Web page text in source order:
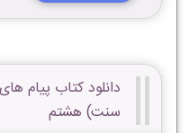
دانلود کتاب پیام
سنت) هشتم